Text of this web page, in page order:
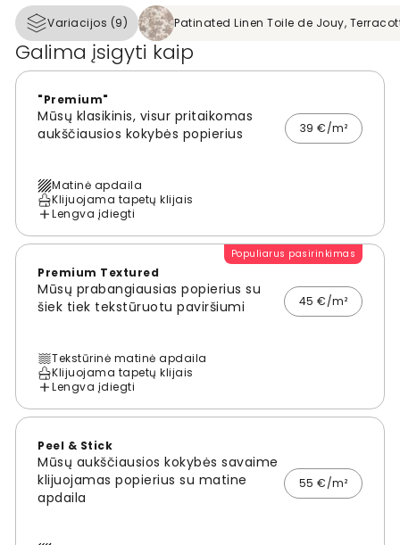
Variacijos (9) Patinated Linen Toile de Jouy,
Galima įsigyti kaip
"Premium"
Mūsų klasikinis, visur pritaikomas
aukščiausios kokybės popierius
39 €/m²
Matinė apdaila
Klijuojama tapetų klijais
Lengva įdiegti
Populiarus pasirinkimas
Premium Textured
Mūsų prabangiausias popierius su
šiek tiek tekstūruotu paviršiumi
45 €/m²
Tekstūrinė matinė apdaila
Klijuojama tapetų klijais
Lengva įdiegti
Peel & Stick
Mūsų aukščiausios kokybės savaime
klijuojamas popierius su matine
apdaila
55 €/m²